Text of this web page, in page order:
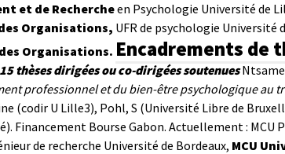
et de Rechercheen Psychologie Université de
Organisations, UFR de psychologie Université
Organisations. Encadrements de
15 thèses dirigées ou co-dirigées soutenues
professionnel et du bien-être psychologique au
(codir U Lille3), Pohl, S (Université Libre de
Financement Bourse Gabon. Actuellement : MCU
de recherche Université de Bordeaux, MCU